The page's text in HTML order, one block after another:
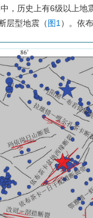
，历史上有6级以上
层型地震（图1 ）。依